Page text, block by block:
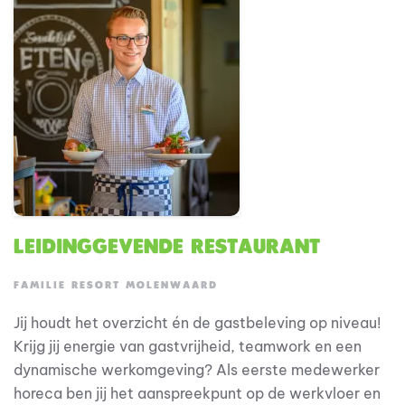
variëren van theatershows, televisieseries,
bioscoopfilms, evenementen, merchandise tot verblijf
en entertainment op onze eigen vakantie- en
themaparken. Alle medewerkers (vanaf 21 jaar) van
de Van Hoorne Groep dienen in het bezit te zijn van
een Verklaring Omtrent Gedrag (VOG). Acquisitie
naar aanleiding van deze vacature wordt niet op prijs
gesteld.
Leidinggevende Restaurant
FAMILIE RESORT MOLENWAARD
Jij houdt het overzicht én de gastbeleving op niveau!
Krijg jij energie van gastvrijheid, teamwork en een
dynamische werkomgeving? Als eerste medewerker
horeca ben jij het aanspreekpunt op de werkvloer en